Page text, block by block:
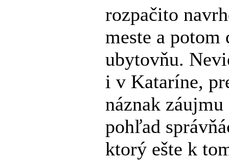
rozpačito
meste a
ubytovňu.
i v Kataríne,
náznak
pohľad
ktorý ešte k